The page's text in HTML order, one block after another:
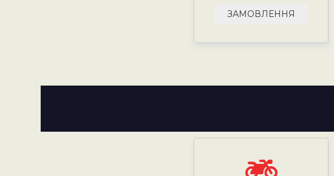
ЗАМОВЛЕННЯ